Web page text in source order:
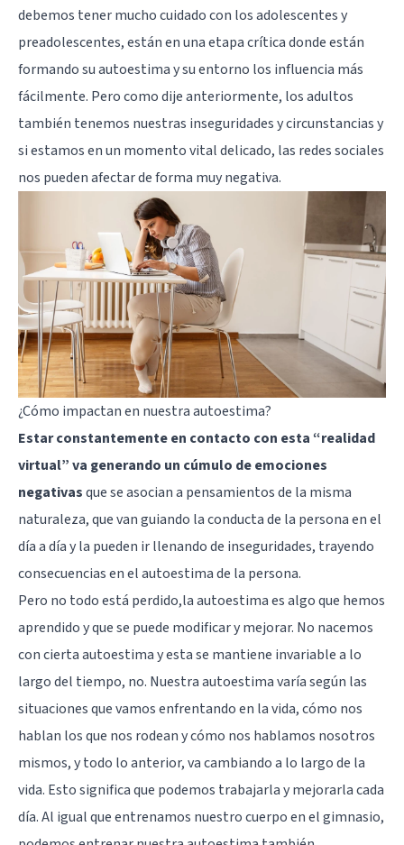
debemos tener mucho cuidado con los adolescentes y
preadolescentes, están en una etapa crítica donde están
formando su autoestima y su entorno los influencia más
fácilmente. Pero como dije anteriormente, los adultos
también tenemos nuestras inseguridades y circunstancias y
si estamos en un momento vital delicado, las redes sociales
nos pueden afectar de forma muy negativa.
¿Cómo impactan en nuestra autoestima?
Estar constantemente en contacto con esta “realidad
virtual” va generando un cúmulo de emociones
negativasque se asocian a pensamientos de la misma
naturaleza, que van guiando la conducta de la persona en el
día a día y la pueden ir llenando de inseguridades, trayendo
consecuencias en el autoestima de la persona.
Pero no todo está perdido,la autoestima es algo que hemos
aprendido y que se puede modificar y mejorar. No nacemos
con cierta autoestima y esta se mantiene invariable a lo
largo del tiempo, no. Nuestra autoestima varía según las
situaciones que vamos enfrentando en la vida, cómo nos
hablan los que nos rodean y cómo nos hablamos nosotros
mismos, y todo lo anterior, va cambiando a lo largo de la
vida. Esto significa que podemos trabajarla y mejorarla cada
día. Al igual que entrenamos nuestro cuerpo en el gimnasio,